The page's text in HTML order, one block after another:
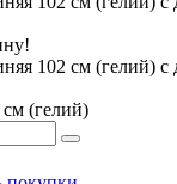
(гелий)